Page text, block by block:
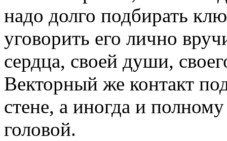
надо долго подбирать
уговорить его лично
сердца, своей души,
Векторный же контакт
стене, а иногда и
головой.